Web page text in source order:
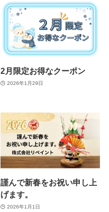
2月限定お得なクーポン
2026年1月29日
謹んで新春をお祝い申し上
げます。
2026年1月1日